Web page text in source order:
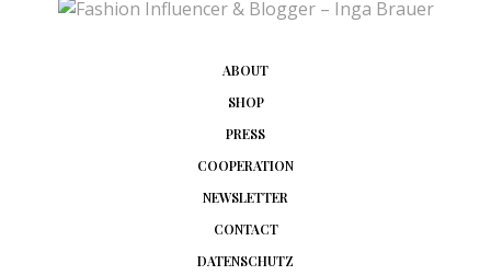
ABOUT
SHOP
PRESS
COOPERATION
NEWSLETTER
CONTACT
DATENSCHUTZ